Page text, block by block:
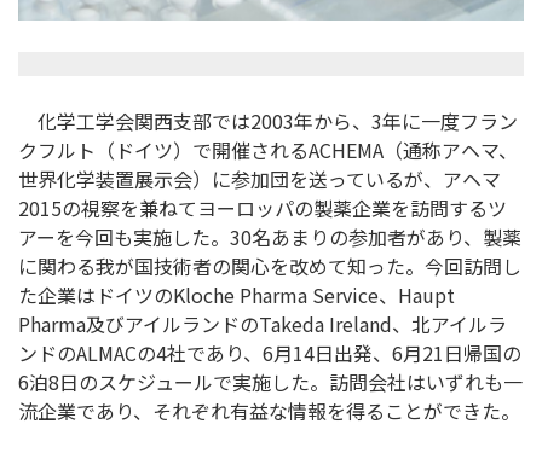
化学工学会関西支部では2003年から、3年に一度フラン
クフルト（ドイツ）で開催されるACHEMA（通称アヘマ、
世界化学装置展示会）に参加団を送っているが、アヘマ
2015の視察を兼ねてヨーロッパの製薬企業を訪問するツ
アーを今回も実施した。30名あまりの参加者があり、製薬
に関わる我が国技術者の関心を改めて知った。今回訪問し
た企業はドイツのKloche Pharma Service、Haupt
Pharma及びアイルランドのTakeda Ireland、北アイルラ
ンドのALMACの4社であり、6月14日出発、6月21日帰国の
6泊8日のスケジュールで実施した。訪問会社はいずれも一
流企業であり、それぞれ有益な情報を得ることができた。